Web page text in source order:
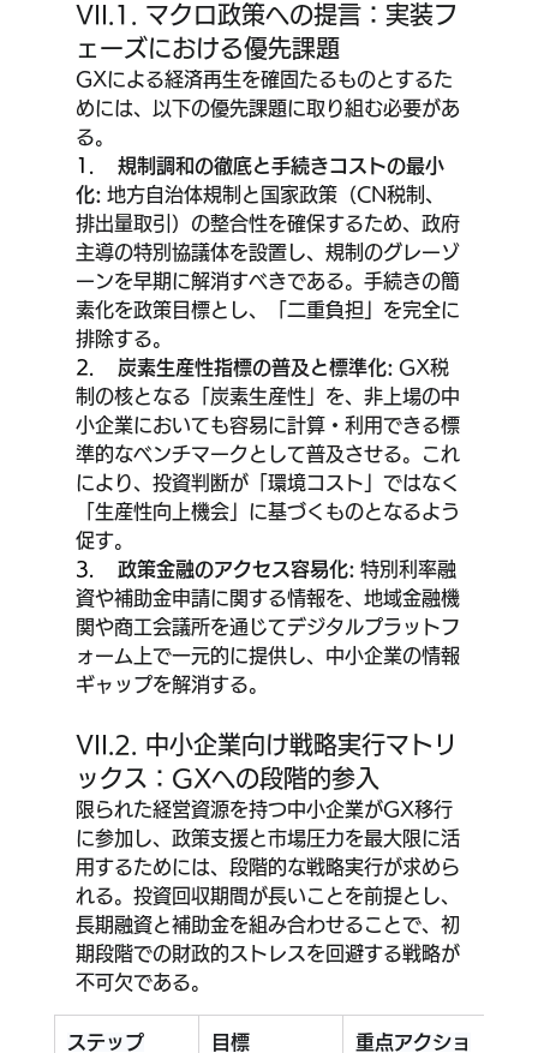
VII.1. マクロ政策への提言：実装フ
ェーズにおける優先課題
GXによる経済再生を確固たるものとするた
めには、以下の優先課題に取り組む必要があ
る。
1. 規制調和の徹底と手続きコストの最小
化: 地方自治体規制と国家政策（CN税制、
排出量取引）の整合性を確保するため、政府
主導の特別協議体を設置し、規制のグレーゾ
ーンを早期に解消すべきである。手続きの簡
素化を政策目標とし、「二重負担」を完全に
排除する。
2. 炭素生産性指標の普及と標準化: GX税
制の核となる「炭素生産性」を、非上場の中
小企業においても容易に計算・利用できる標
準的なベンチマークとして普及させる。これ
により、投資判断が「環境コスト」ではなく
「生産性向上機会」に基づくものとなるよう
促す。
3. 政策金融のアクセス容易化: 特別利率融
資や補助金申請に関する情報を、地域金融機
関や商工会議所を通じてデジタルプラットフ
ォーム上で一元的に提供し、中小企業の情報
ギャップを解消する。
VII.2. 中小企業向け戦略実行マトリ
ックス：GXへの段階的参入
限られた経営資源を持つ中小企業がGX移行
に参加し、政策支援と市場圧力を最大限に活
用するためには、段階的な戦略実行が求めら
れる。投資回収期間が長いことを前提とし、
長期融資と補助金を組み合わせることで、初
期段階での財政的ストレスを回避する戦略が
不可欠である。
ステップ 目標
重点アクショ